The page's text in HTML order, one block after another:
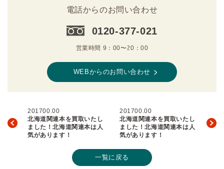
電話からのお問い合わせ
0120-377-021
営業時間 9：00〜20：00
WEBからのお問い合わせ
201700.00
北海道関連本を買取いたし
ました！北海道関連本は人
気があります！
201700.00
北海道関連本を買取いたし
ました！北海道関連本は人
気があります！
一覧に戻る